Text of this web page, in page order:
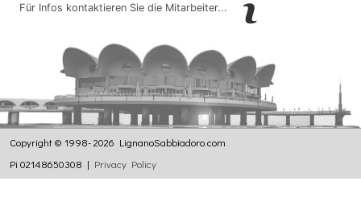
Für Infos kontaktieren Sie die Mitarbeiter...
Copyright © 1998- 2026 LignanoSabbiadoro.com
Pi 02148650308 | Privacy Policy